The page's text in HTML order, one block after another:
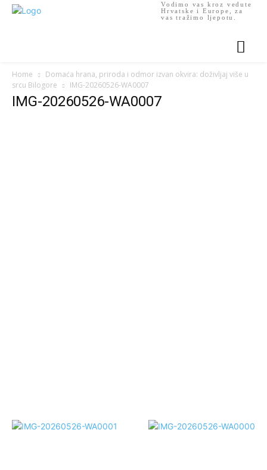
Vodimo vas kroz vedute
Hrvatske i Europe, za
vas tražimo ljepotu.
Home
Domaća hrana, priroda i odmor izvan okvira: doživljaj više u
srcu Bilogore
IMG-20260526-WA0007
IMG-20260526-WA0007